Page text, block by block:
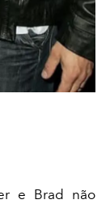
e Brad não